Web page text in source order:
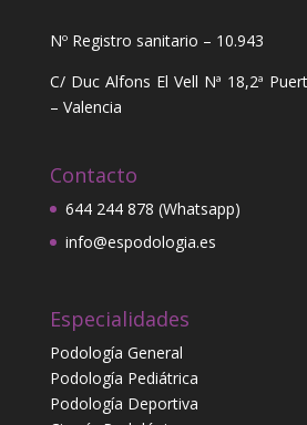
Nº Registro sanitario – 10.943
C/ Duc Alfons El Vell Nª 18,2ª
– Valencia
Contacto
644 244 878 (Whatsapp)
info@espodologia.es
Especialidades
Podología General
Podología Pediátrica
Podología Deportiva